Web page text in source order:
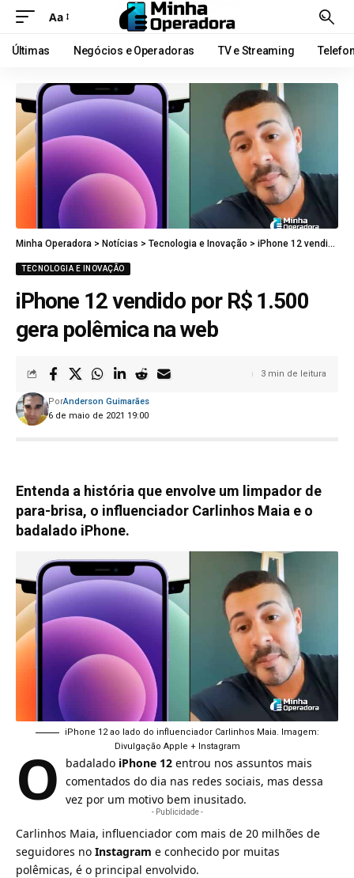
Aa
Últimas Negócios e Operadoras TV e Streaming
Minha Operadora > Notícias > Tecnologia e Inovação > iPhone 12 vendido por R$ 1.500 gera polêmica na web
TECNOLOGIA E INOVAÇÃO
iPhone 12 vendido por R$ 1.500
gera polêmica na web
6 de maio de 2021 19:00
PorAnderson Guimarães
3 min de leitura
Entenda a história que envolve um limpador de
para-brisa, o influenciador Carlinhos Maia e o
badalado iPhone.
iPhone 12 ao lado do influenciador Carlinhos Maia. Imagem:
Divulgação Apple + Instagram
O badalado iPhone 12 entrou nos assuntos mais
comentados do dia nas redes sociais, mas dessa
vez por um motivo bem inusitado.
- Publicidade -
Carlinhos Maia, influenciador com mais de 20 milhões de
seguidores no Instagram e conhecido por muitas
polêmicas, é o principal envolvido.